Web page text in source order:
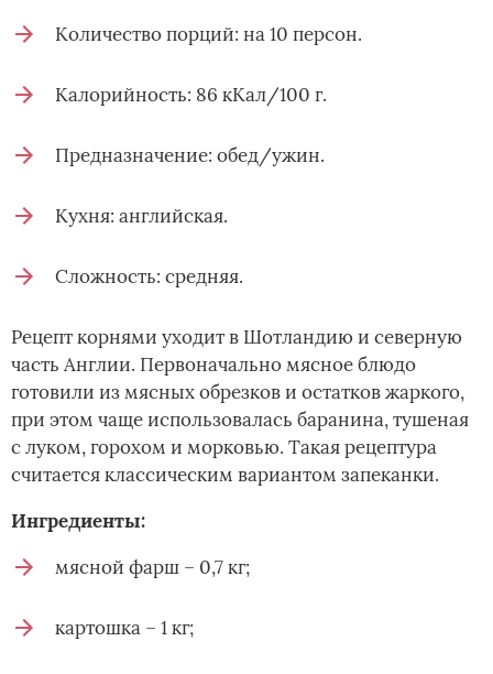
Количество порций: на 10 персон.
Калорийность: 86 кКал/100 г.
Предназначение: обед/ужин.
Кухня: английская.
Сложность: средняя.
Рецепт корнями уходит в Шотландию и северную
часть Англии. Первоначально мясное блюдо
готовили из мясных обрезков и остатков жаркого,
при этом чаще использовалась баранина, тушеная
с луком, горохом и морковью. Такая рецептура
считается классическим вариантом запеканки.
Ингредиенты:
мясной фарш – 0,7 кг;
картошка – 1 кг;